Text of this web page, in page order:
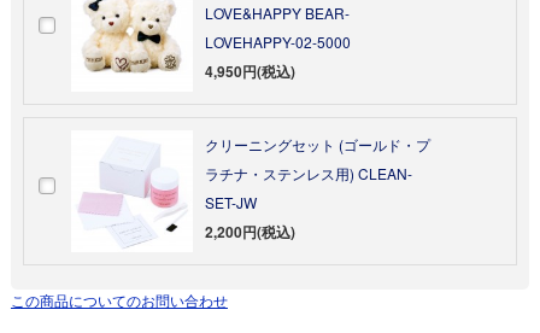
LOVE&HAPPY BEAR-
LOVEHAPPY-02-5000
4,950円(税込)
クリーニングセット (ゴールド・プ
ラチナ・ステンレス用) CLEAN-
SET-JW
2,200円(税込)
この商品についてのお問い合わせ